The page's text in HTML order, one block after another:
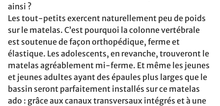
ainsi ?
Les tout-petits exercent naturellement peu de poids
sur le matelas. C’est pourquoi la colonne vertébrale
est soutenue de façon orthopédique, ferme et
élastique. Les adolescents, en revanche, trouveront le
matelas agréablement mi-ferme. Et même les jeunes
et jeunes adultes ayant des épaules plus larges que le
bassin seront parfaitement installés sur ce matelas
ado : grâce aux canaux transversaux intégrés et à une